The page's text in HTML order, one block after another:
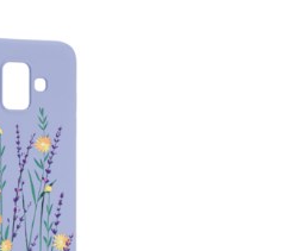
2018 синий
чехол
Samsung
A6 2018
чехол
Samsung
A6 2018 марки